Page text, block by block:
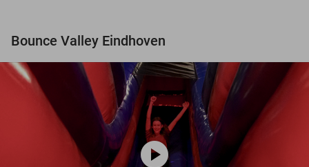
Bounce Valley Eindhoven
play_circle